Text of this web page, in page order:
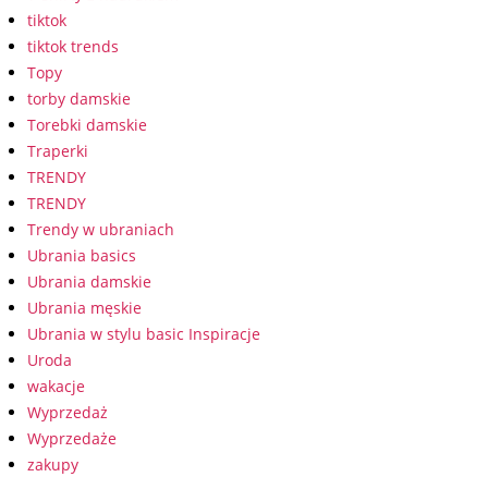
tiktok
tiktok trends
Topy
torby damskie
Torebki damskie
Traperki
TRENDY
TRENDY
Trendy w ubraniach
Ubrania basics
Ubrania damskie
Ubrania męskie
Ubrania w stylu basic Inspiracje
Uroda
wakacje
Wyprzedaż
Wyprzedaże
zakupy